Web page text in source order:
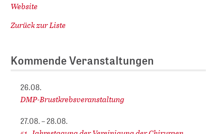
Website
Zurück zur Liste
Kommende Veranstaltungen
26.08.
DMP-Brustkrebsveranstaltung
27.08. – 28.08.